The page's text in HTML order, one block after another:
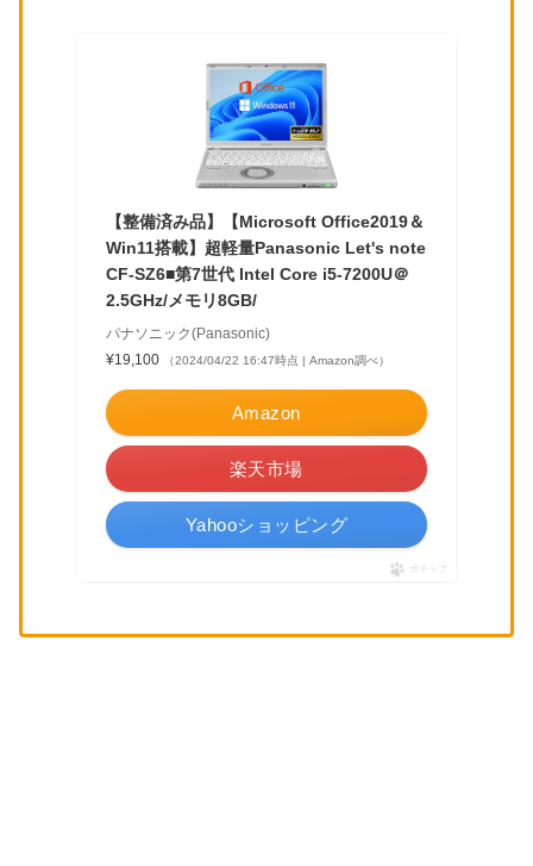
【整備済み品】【Microsoft Office2019＆
Win11搭載】超軽量Panasonic Let's note
CF-SZ6■第7世代 Intel Core i5-7200U＠
2.5GHz/メモリ8GB/
パナソニック(Panasonic)
¥19,100
（2024/04/22 16:47時点 | Amazon調べ）
Amazon
楽天市場
Yahooショッピング
ポチップ